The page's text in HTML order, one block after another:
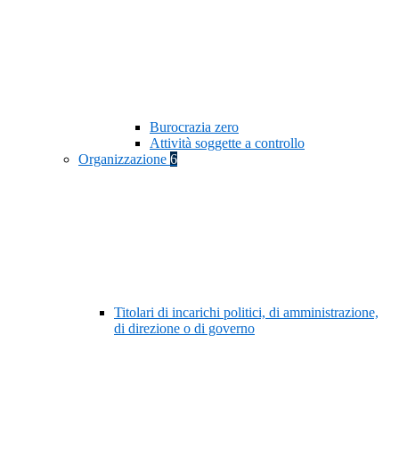
Burocrazia zero
Attività soggette a controllo
Organizzazione 6
Titolari di incarichi politici, di amministrazione,
di direzione o di governo